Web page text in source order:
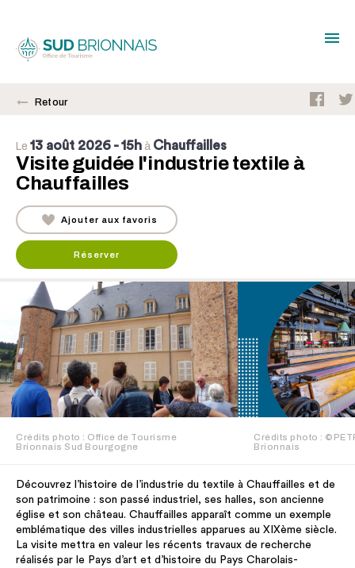
Retour
Le 13 août 2026 - 15h à Chauffailles
Visite guidée l'industrie textile à
Chauffailles
Ajouter aux favoris
Réserver
Crédits photo : Office de Tourisme
Brionnais Sud Bourgogne
Crédits photo :
Brionnais
Découvrez l’histoire de l’industrie du textile à Chauffailles et de
son patrimoine : son passé industriel, ses halles, son ancienne
église et son château. Chauffailles apparaît comme un exemple
emblématique des villes industrielles apparues au XIXème siècle.
La visite mettra en valeur les récents travaux de recherche
réalisés par le Pays d’art et d’histoire du Pays Charolais-